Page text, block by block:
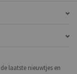
laatste nieuwtjes en